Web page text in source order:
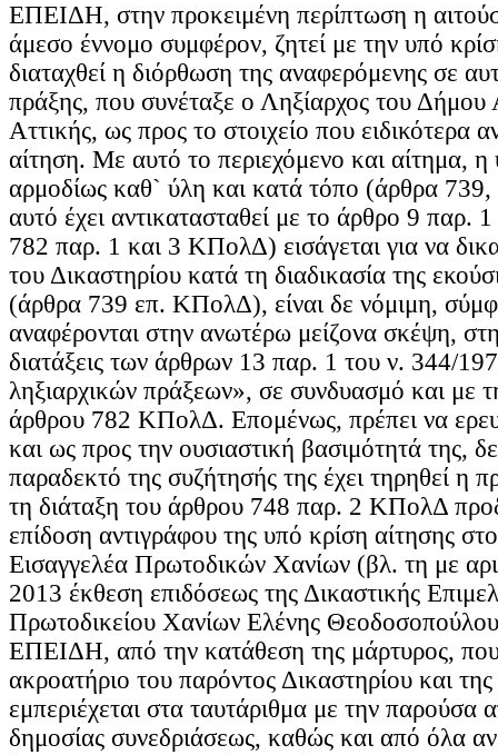
ΕΠΕΙΔΗ, στην προκειμένη περίπτωση η
άμεσο έννομο συμφέρον, ζητεί με την υπό
διαταχθεί η διόρθωση της αναφερόμενης σε
πράξης, που συνέταξε ο Ληξίαρχος του
Αττικής, ως προς το στοιχείο που ειδικότερα
αίτηση. Με αυτό το περιεχόμενο και αίτημα, η
αρμοδίως καθ` ύλη και κατά τόπο (άρθρα
αυτό έχει αντικατασταθεί με το άρθρο 9
782 παρ. 1 και 3 ΚΠολΔ) εισάγεται για να
του Δικαστηρίου κατά τη διαδικασία της
(άρθρα 739 επ. ΚΠολΔ), είναι δε νόμιμη,
αναφέρονται στην ανωτέρω μείζονα σκέψη,
διατάξεις των άρθρων 13 παρ. 1 του ν. 344/
ληξιαρχικών πράξεων», σε συνδυασμό και με
άρθρου 782 ΚΠολΔ. Επομένως, πρέπει να
και ως προς την ουσιαστική βασιμότητά της,
παραδεκτό της συζήτησής της έχει τηρηθεί η
τη διάταξη του άρθρου 748 παρ. 2 ΚΠολΔ
επίδοση αντιγράφου της υπό κρίση αίτησης
Εισαγγελέα Πρωτοδικών Χανίων (βλ. τη με
2013 έκθεση επιδόσεως της Δικαστικής
Πρωτοδικείου Χανίων Ελένης
ΕΠΕΙΔΗ, από την κατάθεση της μάρτυρος,
ακροατήριο του παρόντος Δικαστηρίου και
εμπεριέχεται στα ταυτάριθμα με την παρούσα
δημοσίας συνεδριάσεως, καθώς και από όλα